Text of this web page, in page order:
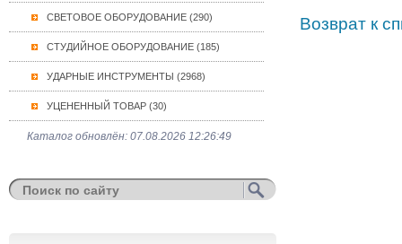
СВЕТОВОЕ ОБОРУДОВАНИЕ (290)
СТУДИЙНОЕ ОБОРУДОВАНИЕ (185)
УДАРНЫЕ ИНСТРУМЕНТЫ (2968)
УЦЕНЕННЫЙ ТОВАР (30)
Каталог обновлён: 07.08.2026 12:26:49
Возврат к